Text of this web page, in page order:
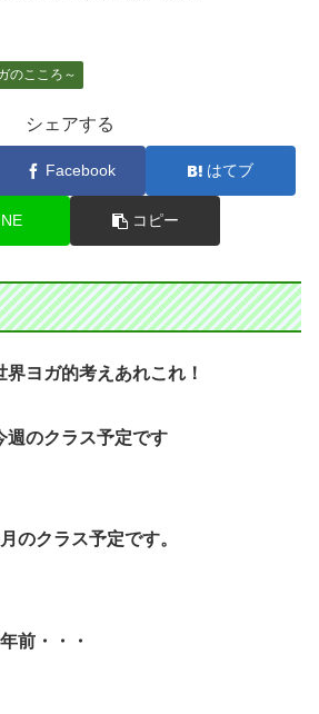
のこころ～
シェアする
Facebook はてブ
コピー
界ヨガ的考えあれこれ！
週のクラス予定です
のクラス予定です。
前・・・